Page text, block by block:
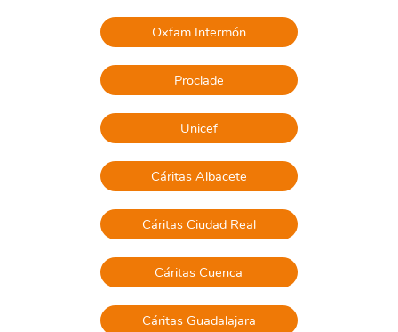
Oxfam Intermón
Proclade
Unicef
Cáritas Albacete
Cáritas Ciudad Real
Cáritas Cuenca
Cáritas Guadalajara